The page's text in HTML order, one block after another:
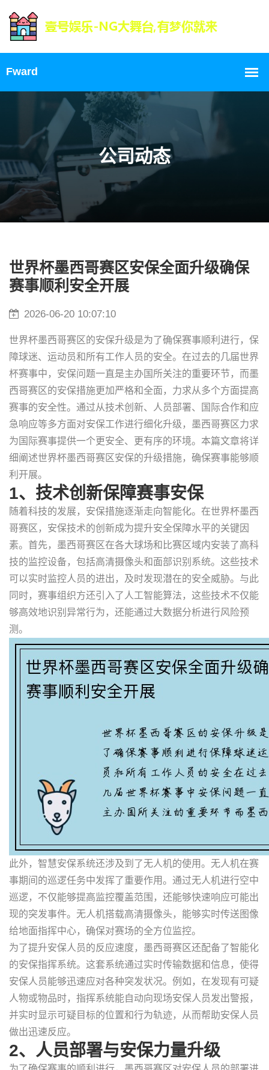
公司动态
世界杯墨西哥赛区安保全面升级确保
赛事顺利安全开展
2026-06-20 10:07:10
世界杯墨西哥赛区的安保升级是为了确保赛事顺利进行，保
障球迷、运动员和所有工作人员的安全。在过去的几届世界
杯赛事中，安保问题一直是主办国所关注的重要环节，而墨
西哥赛区的安保措施更加严格和全面，力求从多个方面提高
赛事的安全性。通过从技术创新、人员部署、国际合作和应
急响应等多方面对安保工作进行细化升级，墨西哥赛区力求
为国际赛事提供一个更安全、更有序的环境。本篇文章将详
细阐述世界杯墨西哥赛区安保的升级措施，确保赛事能够顺
利开展。
1、技术创新保障赛事安保
随着科技的发展，安保措施逐渐走向智能化。在世界杯墨西
哥赛区，安保技术的创新成为提升安全保障水平的关键因
素。首先，墨西哥赛区在各大球场和比赛区域内安装了高科
技的监控设备，包括高清摄像头和面部识别系统。这些技术
可以实时监控人员的进出，及时发现潜在的安全威胁。与此
同时，赛事组织方还引入了人工智能算法，这些技术不仅能
够高效地识别异常行为，还能通过大数据分析进行风险预
测。
此外，智慧安保系统还涉及到了无人机的使用。无人机在赛
事期间的巡逻任务中发挥了重要作用。通过无人机进行空中
巡逻，不仅能够提高监控覆盖范围，还能够快速响应可能出
现的突发事件。无人机搭载高清摄像头，能够实时传送图像
给地面指挥中心，确保对赛场的全方位监控。
为了提升安保人员的反应速度，墨西哥赛区还配备了智能化
的安保指挥系统。这套系统通过实时传输数据和信息，使得
安保人员能够迅速应对各种突发状况。例如，在发现有可疑
人物或物品时，指挥系统能自动向现场安保人员发出警报，
并实时显示可疑目标的位置和行为轨迹，从而帮助安保人员
做出迅速反应。
2、人员部署与安保力量升级